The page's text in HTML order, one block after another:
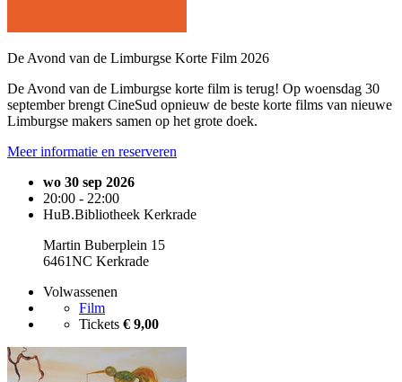
De Avond van de Limburgse Korte Film 2026
De Avond van de Limburgse korte film is terug! Op woensdag 30
september brengt CineSud opnieuw de beste korte films van nieuwe
Limburgse makers samen op het grote doek.
Meer informatie en reserveren
wo 30 sep 2026
20:00 - 22:00
HuB.Bibliotheek Kerkrade
Martin Buberplein 15
6461NC Kerkrade
Volwassenen
Film
Tickets € 9,00